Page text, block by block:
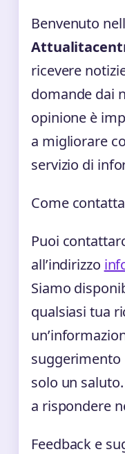
Benvenuto
ricevere
domande dai
opinione è
a migliorare
servizio di
Come
Puoi
all’indirizzo
Siamo
qualsiasi tua
suggerimento
solo un
a rispondere
Feedback e